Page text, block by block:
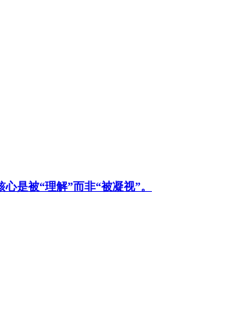
是被“理解”而非“被凝视”。